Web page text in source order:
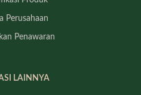
Perusahaan
Penawaran
LAINNYA